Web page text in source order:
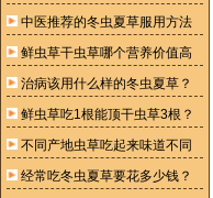
中医推荐的冬虫夏草服用方法
鲜虫草干虫草哪个营养价值高
治病该用什么样的冬虫夏草？
鲜虫草吃1根能顶干虫草3根？
不同产地虫草吃起来味道不同
经常吃冬虫夏草要花多少钱？